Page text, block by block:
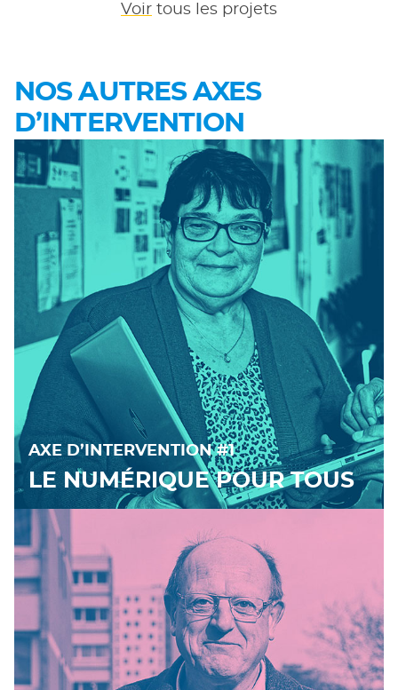
Voir tous les projets
NOS AUTRES AXES
D’INTERVENTION
AXE D’INTERVENTION #1
LE NUMÉRIQUE POUR TOUS